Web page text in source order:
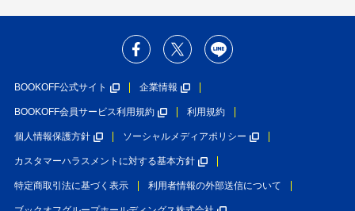
BOOKOFF公式サイト 企業情報
BOOKOFF会員サービス利用規約 利用規約
個人情報保護方針 ソーシャルメディアポリシー
カスタマーハラスメントに対する基本方針
特定商取引法に基づく表示 利用者情報の外部送信について